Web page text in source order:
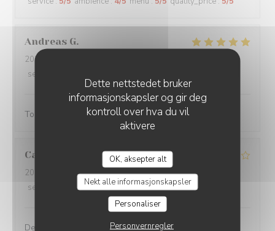
Dette nettstedet bruker
informasjonskapsler og gir deg
kontroll over hva du vil
aktivere
OK, aksepter alt
Nekt alle informasjonskapsler
Personaliser
Personvernregler
Andreas G
2026-04-30
service
Tolles Essen, nette Bedienung. Entspannt!
Carola
2026-04-08
- 12:00 - guests 6
service
ambience:4/5 menu:3/5 quality_price
Der Salat war nicht ansprechend. Die Karotten zu grob
SARAVANAA BHAVAN